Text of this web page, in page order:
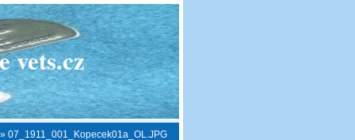
vets.cz
» 07_1911_001_Kopecek01a_OL.JPG